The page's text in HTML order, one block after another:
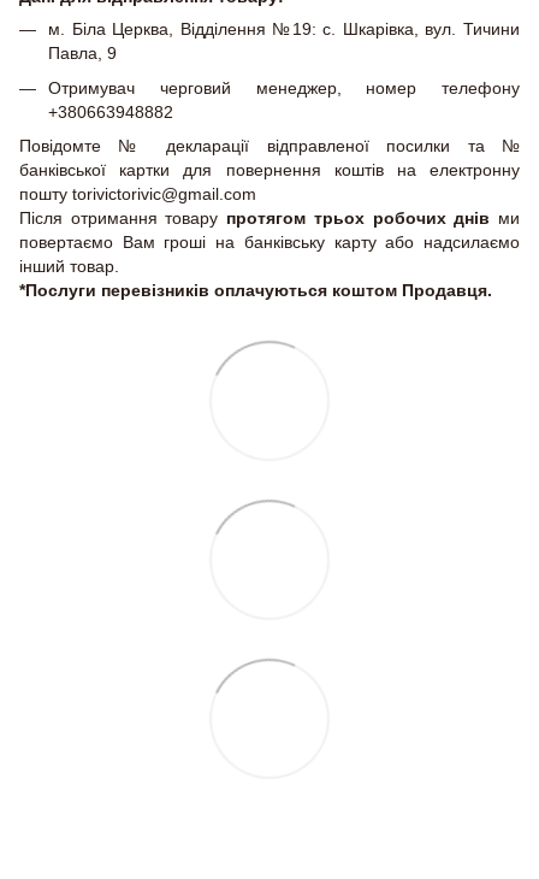
м. Біла Церква, Відділення №19: с. Шкарівка, вул. Тичини
Павла, 9
Отримувач черговий менеджер, номер телефону
+380663948882
Повідомте № декларації відправленої посилки та №
банківської картки для повернення коштів на електронну
пошту torivictorivic@gmail.com
Після отримання товару протягом трьох робочих днів ми
повертаємо Вам гроші на банківську карту або надсилаємо
інший товар.
*Послуги перевізників оплачуються коштом Продавця.